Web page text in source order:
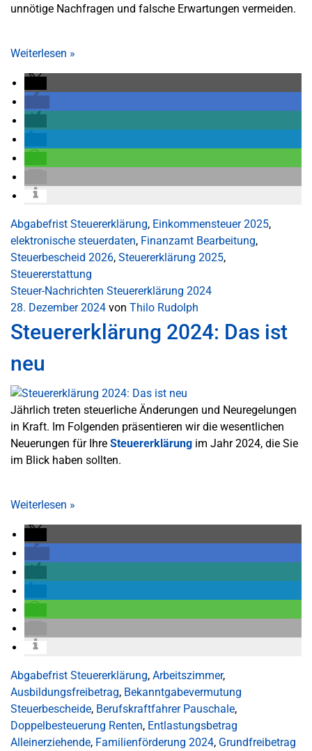
unnötige Nachfragen und falsche Erwartungen vermeiden.
Weiterlesen »
Abgabefrist Steuererklärung, Einkommensteuer 2025,
elektronische steuerdaten, Finanzamt Bearbeitung,
Steuerbescheid 2026, Steuererklärung 2025,
Steuererstattung
Steuer-Nachrichten Steuererklärung 2024
28. Dezember 2024 von Thilo Rudolph
Steuererklärung 2024: Das ist
neu
Jährlich treten steuerliche Änderungen und Neuregelungen
in Kraft. Im Folgenden präsentieren wir die wesentlichen
Neuerungen für Ihre Steuererklärung im Jahr 2024, die Sie
im Blick haben sollten.
Weiterlesen »
Abgabefrist Steuererklärung, Arbeitszimmer,
Ausbildungsfreibetrag, Bekanntgabevermutung
Steuerbescheide, Berufskraftfahrer Pauschale,
Doppelbesteuerung Renten, Entlastungsbetrag
Alleinerziehende, Familienförderung 2024, Grundfreibetrag